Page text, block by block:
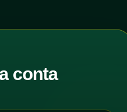
conta